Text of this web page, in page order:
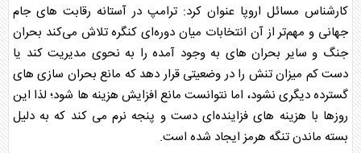
کارشناس مسائل اروپا عنوان کرد: ترامپ در آستانه رقابت های جام
جهانی و مهم‌تر از آن انتخابات میان دوره‌ای کنگره تلاش می‌کند بحران
جنگ و سایر بحران های به وجود آمده را به نحوی مدیریت کند یا
دست کم میزان تنش را در وضعیتی قرار دهد که مانع بحران سازی های
گسترده دیگری نشود، اما نتوانست مانع افزایش هزینه ها شود؛ لذا این
روزها با هزینه های فزاینده‌ای دست و پنجه نرم می کند که به دلیل
بسته ماندنتنگه هرمز ایجاد شده است.